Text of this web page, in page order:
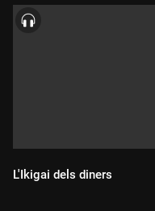
L'Ikigai dels diners